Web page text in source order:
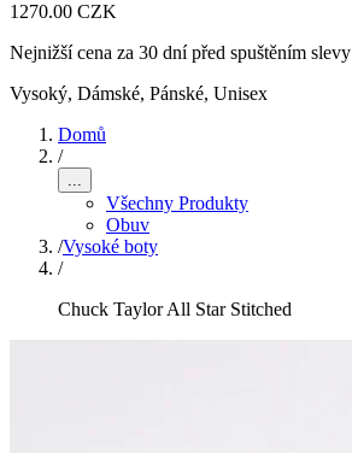
1270.00 CZK
Nejnižší cena za 30 dní před spuštěním slevy
Vysoký, Dámské, Pánské, Unisex
Domů
/
...
Všechny Produkty
Obuv
/Vysoké boty
/
Chuck Taylor All Star Stitched